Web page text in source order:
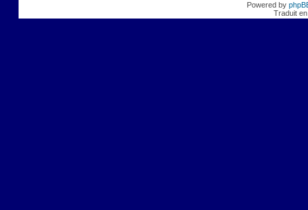
Powered by
Traduit